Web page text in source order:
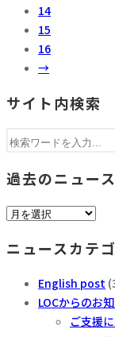
14
15
16
→
サイト内検索
過去のニュース
過
の
ニュースカテ
English post
LOCからのお
ご支援